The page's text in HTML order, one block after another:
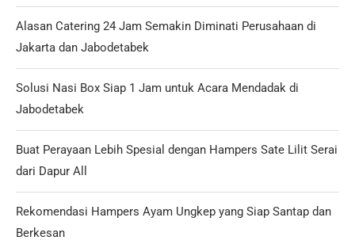
Alasan Catering 24 Jam Semakin Diminati Perusahaan di
Jakarta dan Jabodetabek
Solusi Nasi Box Siap 1 Jam untuk Acara Mendadak di
Jabodetabek
Buat Perayaan Lebih Spesial dengan Hampers Sate Lilit Serai
dari Dapur All
Rekomendasi Hampers Ayam Ungkep yang Siap Santap dan
Berkesan